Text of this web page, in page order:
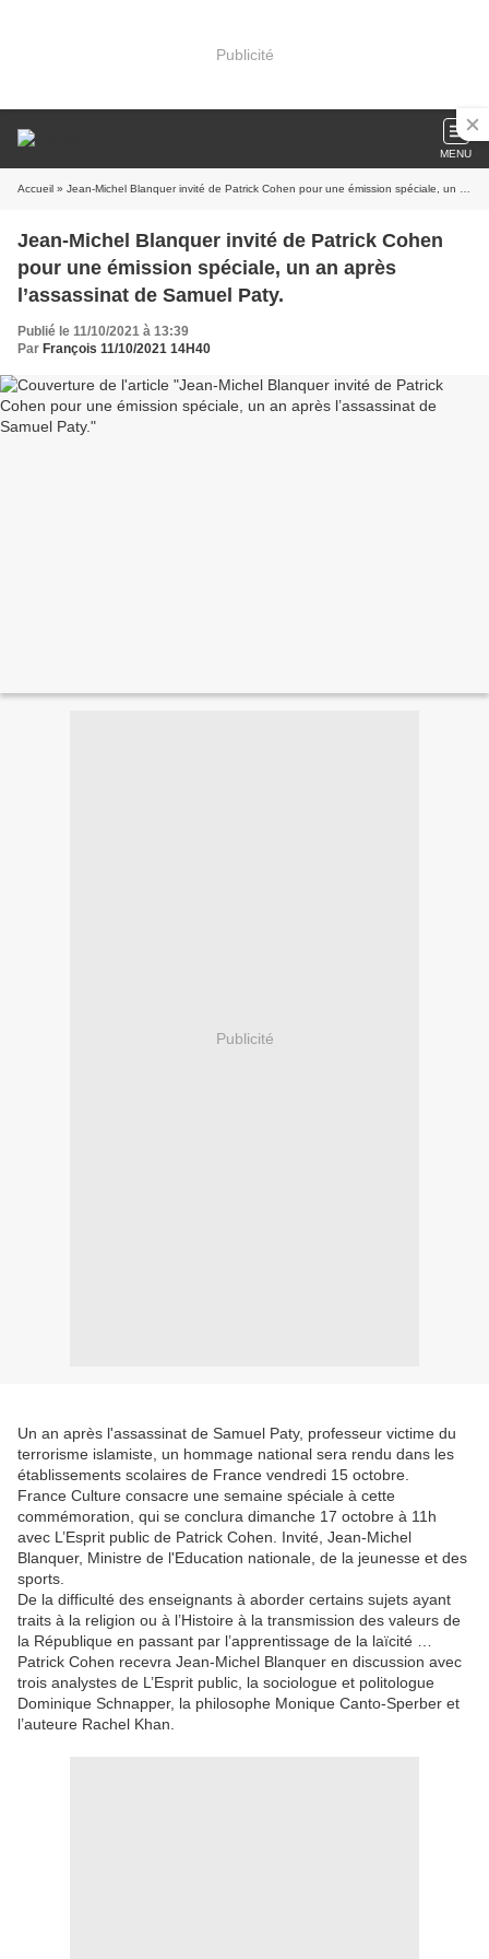
Publicité
MENU
Accueil » Jean-Michel Blanquer invité de Patrick Cohen pour une émission spéciale, un an après l’assassinat de Samuel Paty.
Jean-Michel Blanquer invité de Patrick Cohen
pour une émission spéciale, un an après
l’assassinat de Samuel Paty.
Publié le 11/10/2021 à 13:39
Par François 11/10/2021 14H40
Publicité
Un an après l'assassinat de Samuel Paty, professeur victime du
terrorisme islamiste, un hommage national sera rendu dans les
établissements scolaires de France vendredi 15 octobre.
France Culture consacre une semaine spéciale à cette
commémoration, qui se conclura dimanche 17 octobre à 11h
avec L’Esprit public de Patrick Cohen. Invité, Jean-Michel
Blanquer, Ministre de l'Education nationale, de la jeunesse et des
sports.
De la difficulté des enseignants à aborder certains sujets ayant
traits à la religion ou à l’Histoire à la transmission des valeurs de
la République en passant par l’apprentissage de la laïcité …
Patrick Cohen recevra Jean-Michel Blanquer en discussion avec
trois analystes de L’Esprit public, la sociologue et politologue
Dominique Schnapper, la philosophe Monique Canto-Sperber et
l’auteure Rachel Khan.